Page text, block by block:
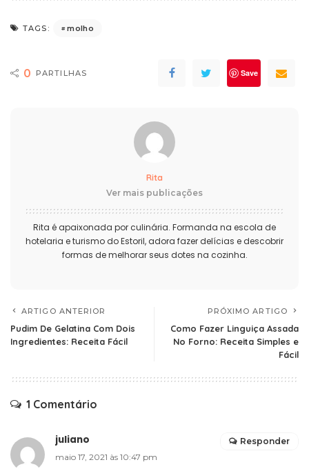
TAGS: molho
0 PARTILHAS Save
Rita
Ver mais publicações
Rita é apaixonada por culinária. Formanda na escola de
hotelaria e turismo do Estoril, adora fazer delícias e descobrir
formas de melhorar seus dotes na cozinha.
ARTIGO ANTERIOR
Pudim De Gelatina Com Dois
Ingredientes: Receita Fácil
PRÓXIMO ARTIGO
Como Fazer Linguiça Assada
No Forno: Receita Simples e
Fácil
1 Comentário
juliano
maio 17, 2021 às 10:47 pm
Responder